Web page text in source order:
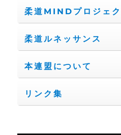
柔道MINDプロジェク
柔道ルネッサンス
本連盟について
リンク集